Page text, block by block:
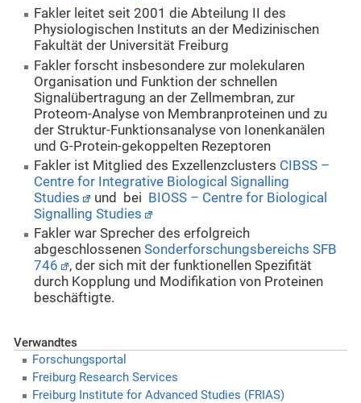
Fakler leitet seit 2001 die Abteilung II des
Physiologischen Instituts an der Medizinischen
Fakultät der Universität Freiburg
Fakler forscht insbesondere zur molekularen
Organisation und Funktion der schnellen
Signalübertragung an der Zellmembran, zur
Proteom-Analyse von Membranproteinen und zu
der Struktur-Funktionsanalyse von Ionenkanälen
und G-Protein-gekoppelten Rezeptoren
Fakler ist Mitglied des Exzellenzclusters CIBSS –
Centre for Integrative Biological Signalling
Studies
und bei BIOSS – Centre for Biological
Signalling Studies
Fakler war Sprecher des erfolgreich
abgeschlossenenSonderforschungsbereichs SFB
746
, der sich mit der funktionellen Spezifität
durch Kopplung und Modifikation von Proteinen
beschäftigte.
Verwandtes
Forschungsportal
Freiburg Research Services
Freiburg Institute for Advanced Studies (FRIAS)